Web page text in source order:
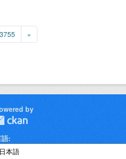
3755 »
by